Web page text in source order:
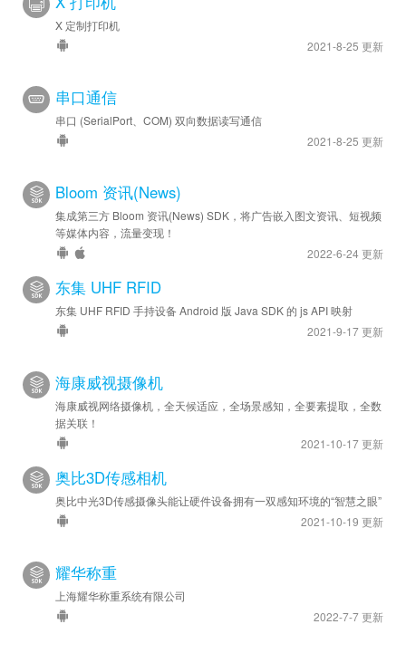
X 定制打印机
2021-8-25 更新
串口通信
串口 (SerialPort、COM) 双向数据读写通信
2021-8-25 更新
Bloom 资讯(News)
集成第三方 Bloom 资讯(News) SDK，将广告嵌入图文资讯、短视频
等媒体内容，流量变现！
2022-6-24 更新
东集 UHF RFID
东集 UHF RFID 手持设备 Android 版 Java SDK 的 js API 映射
2021-9-17 更新
海康威视摄像机
海康威视网络摄像机，全天候适应，全场景感知，全要素提取，全数
据关联！
2021-10-17 更新
奥比3D传感相机
奥比中光3D传感摄像头能让硬件设备拥有一双感知环境的“智慧之眼”
2021-10-19 更新
耀华称重
上海耀华称重系统有限公司
2022-7-7 更新